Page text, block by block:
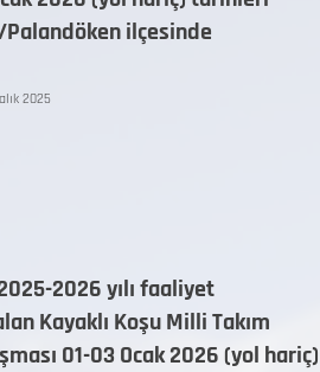
ilçesinde
2025
2026 yılı faaliyet
Kayaklı Koşu Milli Takım
01-03 Ocak 2026 (yol hariç)